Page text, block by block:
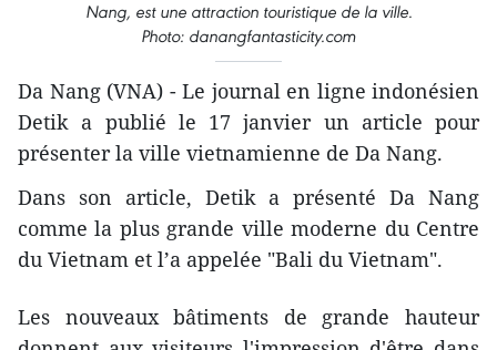
Nang, est une attraction touristique de la ville.
Photo: danangfantasticity.com
Da Nang (VNA) - Le journal en ligne indonésien
Detik a publié le 17 janvier un article pour
présenter la ville vietnamienne de Da Nang.
Dans son article, Detik a présenté Da Nang
comme la plus grande ville moderne du Centre
du Vietnam et l’a appelée "Bali du Vietnam".
Les nouveaux bâtiments de grande hauteur